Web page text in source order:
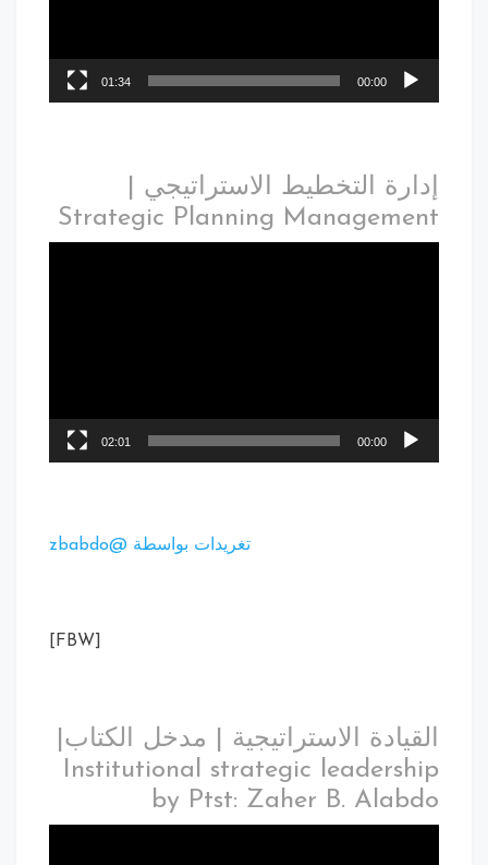
00:00
01:34
إدارة التخطيط الاستراتيجي |
Strategic Planning Management
00:00
02:01
تغريدات بواسطة @zbabdo
القيادة الاستراتيجية | مدخل الكتاب|
Institutional strategic leadership
by Ptst: Zaher B. Alabdo